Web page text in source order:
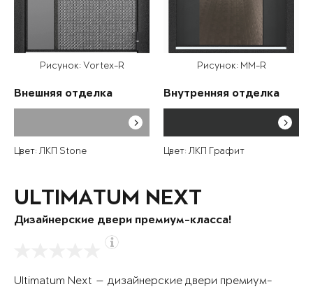
Рисунок: Vortex-R
Внешняя отделка
Цвет: ЛКП Stone
Рисунок: MM-R
Внутренняя отделка
Цвет: ЛКП Графит
ULTIMATUM NEXT
Дизайнерские двери премиум-класса!
Ultimatum Next — дизайнерские двери премиум-